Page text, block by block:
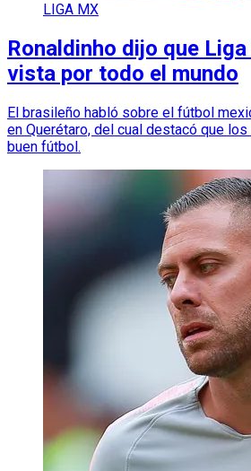
LIGA MX
Ronaldinho dijo que
vista por todo el mundo
El brasileño habló sobre el fútbol
en Querétaro, del cual destacó que
buen fútbol.